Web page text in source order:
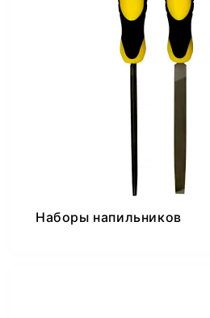
Наборы напильников